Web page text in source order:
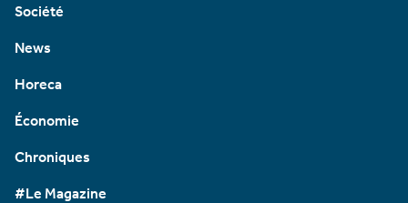
Société
News
Horeca
Économie
Chroniques
#Le Magazine